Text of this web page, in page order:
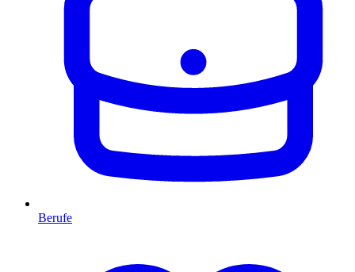
Berufe